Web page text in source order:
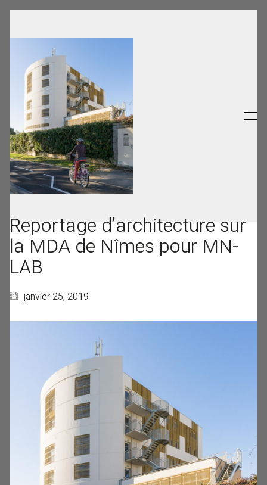
Reportage d’architecture sur
la MDA de Nîmes pour MN-
LAB
janvier 25, 2019